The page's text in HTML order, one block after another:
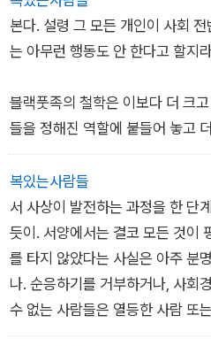
틴어였으며, 그래머 스쿨에서 교
인 성공을 거둘 것이라 상당히 호
여 후손들에게 남길 문자를 가지
종류의 것이 아니었고, 스페인이
도, 이집트에 있는 대피라미드를
아마 들어봤을 것이다. 외계인이
의 속이 텅 비어 있다느니 같은 얘
계에 서 있는, 망상에 빠진 사람들
는 소리라며 일축하기가 쉽다. 그
없는 것과는 한참 거리가 멀다(잘
가 차고 넘치는 것만은 확실하다).
실제 고고학과 인류학 이론의 논
있다. J. G. 프레이저, 토머스 배빙
받아들인다면, 문명화되지 않은
당한 사람들, 산업 노동자들, 특히
우리에게 익숙하지만, 노동자들은
다스릴 수 있는 자유와 능력을 잃
19세기 말부터 20세기 초에 접어
들과 이들의 노동 시간을 효율과
다. 이것이 가능했던 이유는 1920
다음에는 산업화된 서양 전역에
귀에 거머쥐었던 한 남자의 공이
즐로 테일러였다. 역사상 최초의
었다. 고용주들은 그에게 ‘스피디
별명을 붙였다. 그는 존 헨리 벨빌
받아서 새로운 직업을 스스로 만
는 사실이다.
피라미드 모양은 찰스 맥디미드라
가」에 사용하고자 특별히 만들어
콘으로 만들어낸 것은 심리학이
로식 개인의 관리연구 버전은, 공
은 기본적인 욕구를 충족한 뒤에
에 착수할 수있다는 원칙을 내세
럼, 우리의노동 페르소나는 우리
이 없다.
무엇을 생산할 수 있는가와 거의
가 시간을 그 어느 때보다도 작은
로가 만들어내려던 것과는 정반대
는 위계질서를 계단식으로 바라보
에 다음 단계로 올라서야 하는 게
1960년대와 1970년대에 욕구단
이란 분석심리학자들이 생각하는
물이기만 한 것이 아니고, 행동주
럼 보상이나 강화에 따라 형성되
의 욕구를 충족하려는 욕망에 따
로운연구를 대단히 높이 샀다.
며 (다시말해, 1970년에 매슬로
간 행동에 대한 과학적 연구와 결
본다. 설령 그 모든 개인이 사회
는 아무런 행동도 안 한다고 할지
블랙풋족의 철학은 이보다 더 크
들을 정해진 역할에 붙들어 놓고
라, 누구도 뒤떨어지지 않도록 합
차를 소유하는일은 뒤처지지 않
서, 내년에는더 크고 좋은 차를 살
는 동떨어진채 일하는 데에만 온
차는 이동하는 데 쓰는 물건이다.
립된 성과가 되었다. 프로이트 같
란 곧 문제였지만, 블랙풋족에게
복있는사람들
서 사상이 발전하는 과정을 한 단
듯이. 서양에서는 결코 모든 것이
를 타지 않았다는 사실은 아주 분
나. 순응하기를 거부하거나, 사회
수 없는 사람들은 열등한 사람 또
는다.